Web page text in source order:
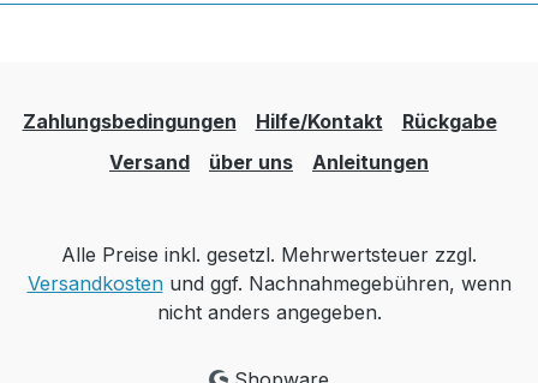
Zahlungsbedingungen Hilfe/Kontakt
Rückgabe
Versand
über uns Anleitungen
Alle Preise inkl. gesetzl. Mehrwertsteuer zzgl.
Versandkostenund ggf. Nachnahmegebühren, wenn
nicht anders angegeben.